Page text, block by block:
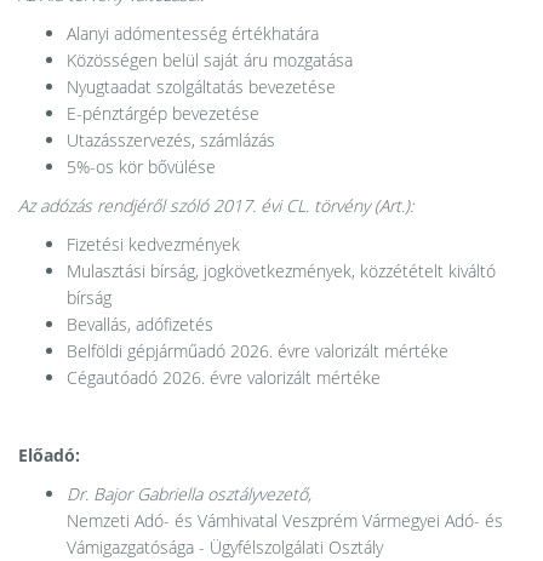
Alanyi adómentesség értékhatára
Közösségen belül saját áru mozgatása
Nyugtaadat szolgáltatás bevezetése
E-pénztárgép bevezetése
Utazásszervezés, számlázás
5%-os kör bővülése
Az adózás rendjéről szóló 2017. évi CL. törvény (Art.):
Fizetési kedvezmények
Mulasztási bírság, jogkövetkezmények, közzétételt kiváltó
bírság
Bevallás, adófizetés
Belföldi gépjárműadó 2026. évre valorizált mértéke
Cégautóadó 2026. évre valorizált mértéke
Előadó:
Dr. Bajor Gabriella osztályvezető,
Nemzeti Adó- és Vámhivatal Veszprém Vármegyei Adó- és
Vámigazgatósága - Ügyfélszolgálati Osztály